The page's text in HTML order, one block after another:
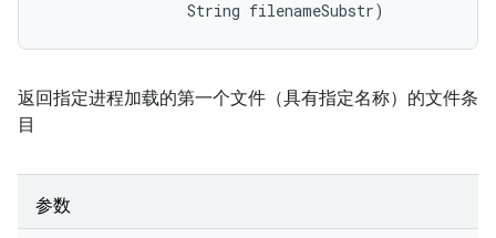
                String filenameSubstr)
返回指定进程加载的第一个文件（具有指定名称）的文件条
目
参数